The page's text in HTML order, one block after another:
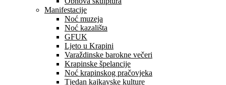
Manifestacije
Noć muzeja
Noć kazališta
GFUK
Ljeto u Krapini
Varaždinske barokne večeri
Krapinske špelancije
Noć krapinskog pračovjeka
Tjedan kajkavske kulture